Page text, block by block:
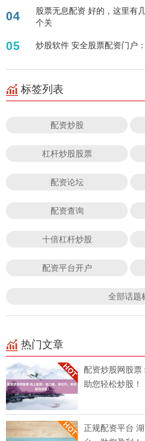
04
股票无息配资 好的，这里有
个关
05 炒股软件 安全股票配资门户
标签列表
配资炒股
杠杆炒股股票
配资论坛
配资查询
十倍杠杆炒股
配资平台开户
全部话题
热门文章
配资炒股网股票
助您轻松炒股！
正规配资平台 湖南炒股配资公司优选：专业平